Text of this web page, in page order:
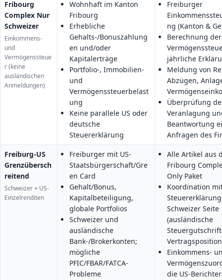
Fribourg
Complex Nur
Schweizer
Einkommens-
und
Vermögenssteue
r (keine
ausländischen
Anmeldungen)
Wohnhaft im Kanton
Fribourg
Erhebliche
Gehalts-/Bonuszahlung
en und/oder
Kapitalerträge
Portfolio-, Immobilien-
und
Vermögenssteuerbelast
ung
Keine parallele US oder
deutsche
Steuererklärung
Freiburger
ng (Kanton &
Berechnung der
jährliche
Meldung von
Abzügen,
Überprüfung
Veranlagung
Beantwortung
Anfragen des
Freiburg-US
Grenzübersch
reitend
Schweizer + US-
Einzelrenditen
Freiburger mit US-
Staatsbürgerschaft/Gre
en Card
Gehalt/Bonus,
Kapitalbeteiligung,
globale Portfolios
Schweizer und
ausländische
Bank-/Brokerkonten;
mögliche
PFIC/FBAR/FATCA-
Probleme
Alle Artikel aus
Fribourg
Only Paket
Koordination
Schweizer Seite
(ausländische
Einkommens-
die US-